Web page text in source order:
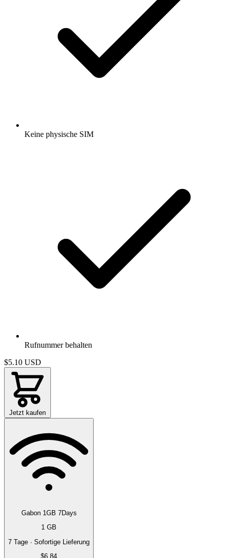
Keine physische SIM
Rufnummer behalten
$5.10 USD
Jetzt kaufen
Gabon 1GB 7Days
1 GB
7 Tage · Sofortige Lieferung
$6.84